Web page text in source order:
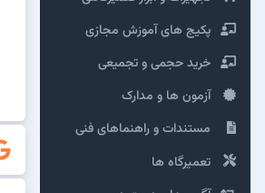
پکیج های آموزش مجازی
خرید حجمی و تجمیعی
آزمون ها و مدارک
مستندات و راهنماهای فنی
تعمیرگاه ها